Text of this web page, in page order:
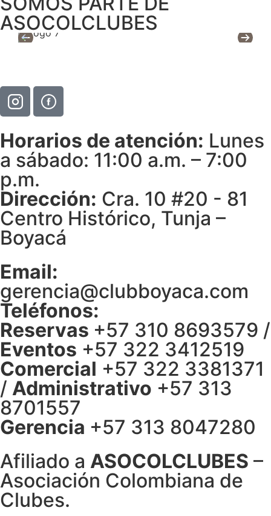
ASOCOLCLUBES
Horarios de atención: Lunes
a sábado: 11:00 a.m. – 7:00
p.m.
Dirección: Cra. 10 #20 - 81
Centro Histórico, Tunja –
Boyacá
Email:
gerencia@clubboyaca.com
Teléfonos:
Reservas +57 310 8693579 /
Eventos +57 322 3412519
Comercial +57 322 3381371
/ Administrativo +57 313
8701557
Gerencia +57 313 8047280
Afiliado a ASOCOLCLUBES –
Asociación Colombiana de
Clubes.